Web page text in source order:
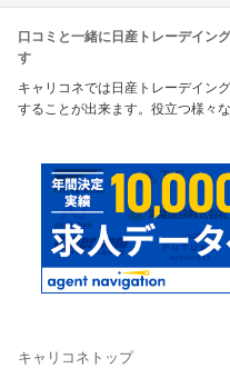
口コミと一緒に日産トレーデイン
す
キャリコネでは日産トレーデイン
することが出来ます。役立つ様々
キャリコネトップ